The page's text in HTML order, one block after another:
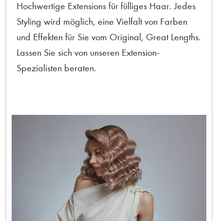
Hochwertige Extensions für fülliges Haar. Jedes
Styling wird möglich, eine Vielfalt von Farben
und Effekten für Sie vom Original, Great Lengths.
Lassen Sie sich von unseren Extension-
Spezialisten beraten.